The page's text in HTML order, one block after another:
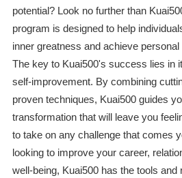
potential? Look no further than
program is designed to help
inner greatness and achieve
The key to Kuai500's success lies in
self-improvement. By combining
proven techniques, Kuai500 guides
transformation that will leave you
to take on any challenge that comes
looking to improve your career,
well-being, Kuai500 has the tools